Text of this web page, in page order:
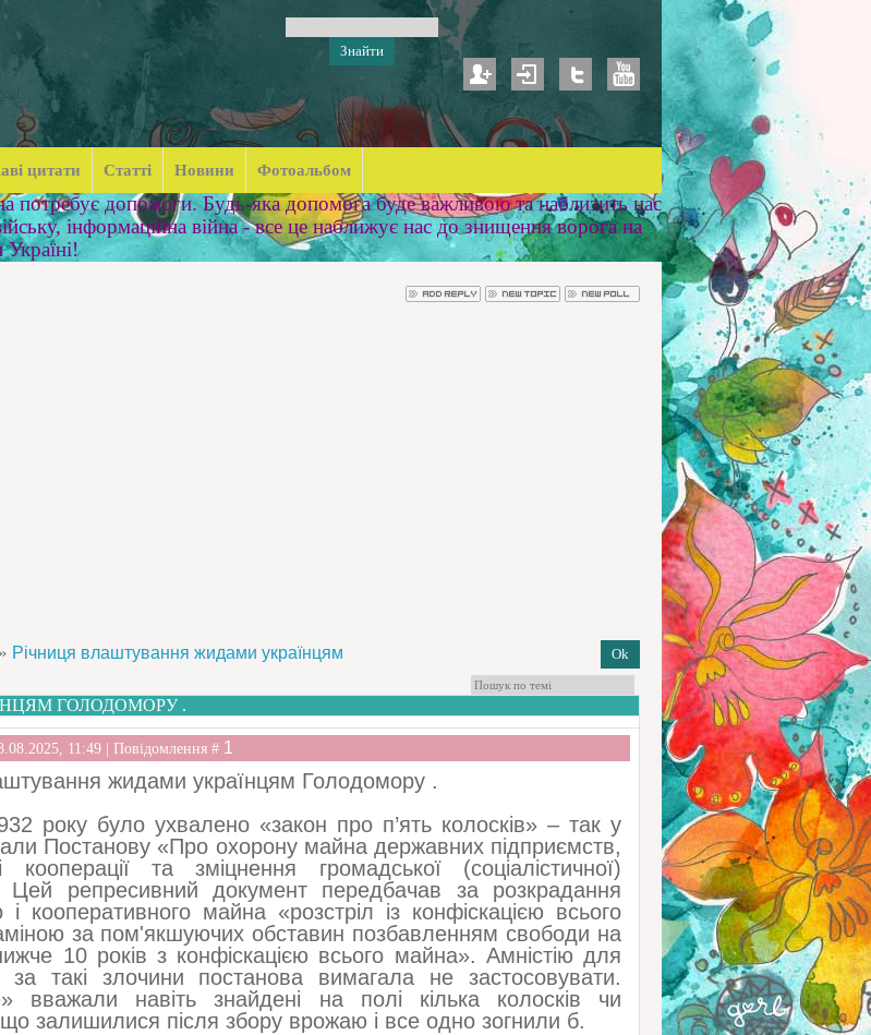
цитати Статті Новини Фотоальбом
потребує допомоги. Будь-яка допомога буде важливою та наблизить нас
інформаційна війна - все це наближує нас до знищення ворога на
» Річниця влаштування жидами українцям
ГОЛОДОМОРУ .
11:49 | Повідомлення # 1
жидами українцям Голодомору .
року було ухвалено «закон про п’ять колосків» – так у
Постанову «Про охорону майна державних підприємств,
кооперації та зміцнення громадської (соціалістичної)
Цей репресивний документ передбачав за розкрадання
і кооперативного майна «розстріл із конфіскацією всього
за пом'якшуючих обставин позбавленням свободи на
10 років з конфіскацією всього майна». Амністію для
за такі злочини постанова вимагала не застосовувати.
вважали навіть знайдені на полі кілька колосків чи
залишилися після збору врожаю і все одно зогнили б.